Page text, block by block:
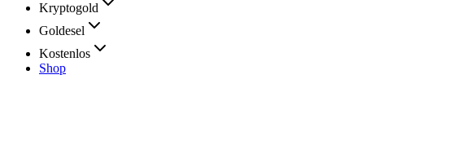
Kryptogold
Goldesel
Kostenlos
Shop